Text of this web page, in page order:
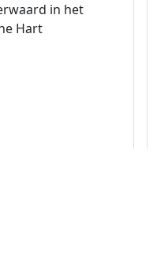
in het
Hart